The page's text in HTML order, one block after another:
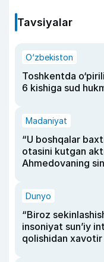
Tavsiyalar
O‘zbekiston
Toshkentda
6 kishiga sud
Madaniyat
“U boshqalar
otasini kutgan
Ahmedovaning
Dunyo
“Biroz
insoniyat sun’iy
qolishidan